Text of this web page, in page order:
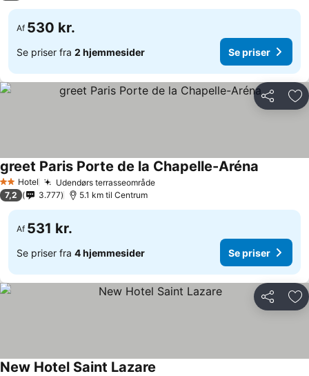
Af 530 kr.
Se priser fra 2 hjemmesider Se priser
Del
2 Stjerner
Hotel Udendørs terrasseområde
greet Paris Porte de la Chapelle-Aréna
7,2 3.777 5.1 km til Centrum
Af 531 kr.
Se priser fra 4 hjemmesider Se priser
Del
New Hotel Saint Lazare